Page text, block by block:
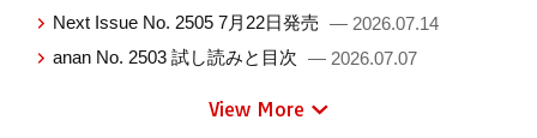
Next Issue No. 2505 7月22日発売 — 2026.07.14
anan No. 2503 試し読みと目次 — 2026.07.07
View More